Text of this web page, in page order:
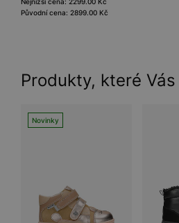
Původní cena: 2899.00 Kč
Produkty, které
Novinky